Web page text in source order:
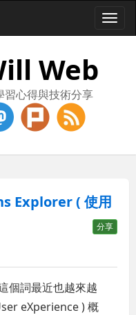
Web
心得與技術分享
Explorer ( 使用
分享
個詞最近也越來越
eXperience ) 概